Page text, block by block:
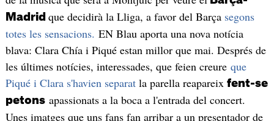
Madrid que decidirà la Lliga, a favor del Barça segons
totes les sensacions. EN Blau aporta una nova notícia
blava: Clara Chía i Piqué estan millor que mai. Després de
les últimes notícies, interessades, que feien creure que
Piqué i Clara s'havien separatla parella reapareix fent-se
petonsapassionats a la boca a l'entrada del concert.
Unes imatges que uns fans fan arribar a un presentador de